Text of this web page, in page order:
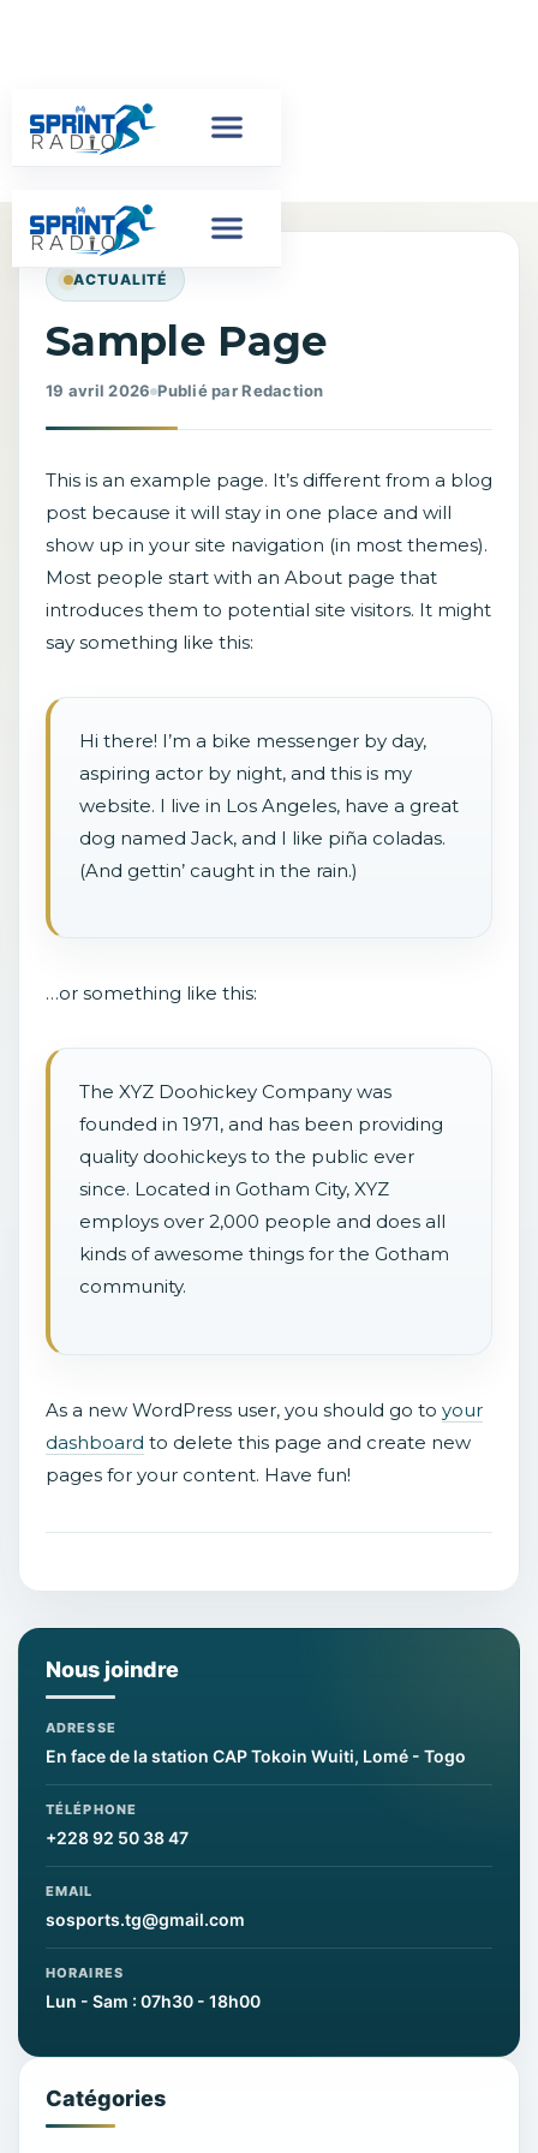
ACTUALITÉ
Sample Page
19 avril 2026 Publié par Redaction
This is an example page. It’s different from a blog
post because it will stay in one place and will
show up in your site navigation (in most themes).
Most people start with an About page that
introduces them to potential site visitors. It might
say something like this:
Hi there! I’m a bike messenger by day,
aspiring actor by night, and this is my
website. I live in Los Angeles, have a great
dog named Jack, and I like piña coladas.
(And gettin’ caught in the rain.)
…or something like this:
The XYZ Doohickey Company was
founded in 1971, and has been providing
quality doohickeys to the public ever
since. Located in Gotham City, XYZ
employs over 2,000 people and does all
kinds of awesome things for the Gotham
community.
As a new WordPress user, you should go to your
dashboard to delete this page and create new
pages for your content. Have fun!
Nous joindre
ADRESSE
En face de la station CAP Tokoin Wuiti, Lomé - Togo
TÉLÉPHONE
+228 92 50 38 47
EMAIL
sosports.tg@gmail.com
HORAIRES
Lun - Sam : 07h30 - 18h00
Catégories